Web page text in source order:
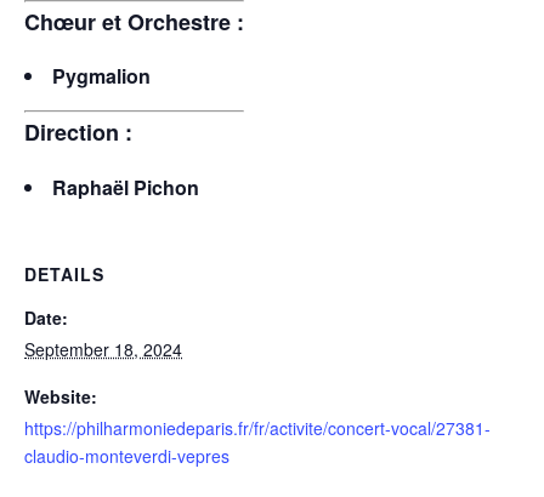
Chœur et Orchestre :
Pygmalion
Direction :
Raphaël Pichon
DETAILS
Date:
September 18, 2024
Website:
https://philharmoniedeparis.fr/fr/activite/concert-vocal/27381-
claudio-monteverdi-vepres